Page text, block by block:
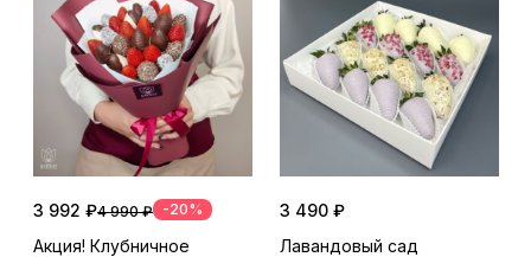
3 992 ₽4 990 ₽ -20%
Акция! Клубничное
3 490 ₽
Лавандовый сад